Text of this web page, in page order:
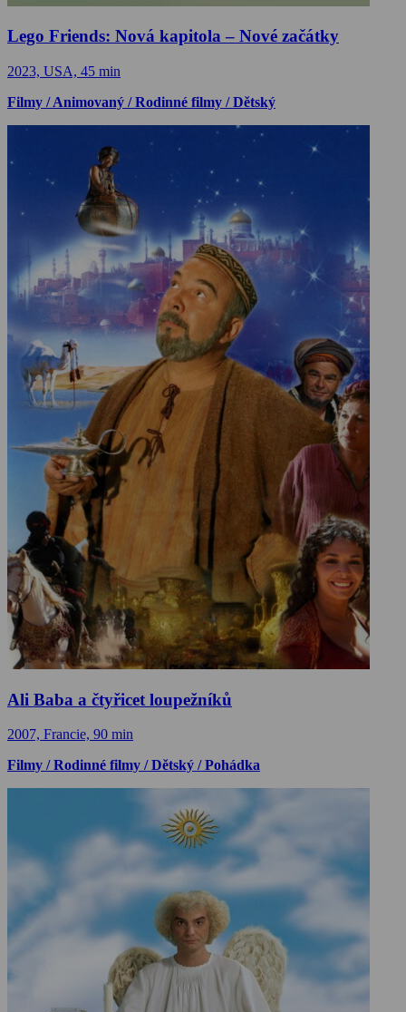
Lego Friends: Nová kapitola – Nové začátky
2023, USA, 45 min
Filmy / Animovaný / Rodinné filmy / Dětský
Ali Baba a čtyřicet loupežníků
2007, Francie, 90 min
Filmy / Rodinné filmy / Dětský / Pohádka